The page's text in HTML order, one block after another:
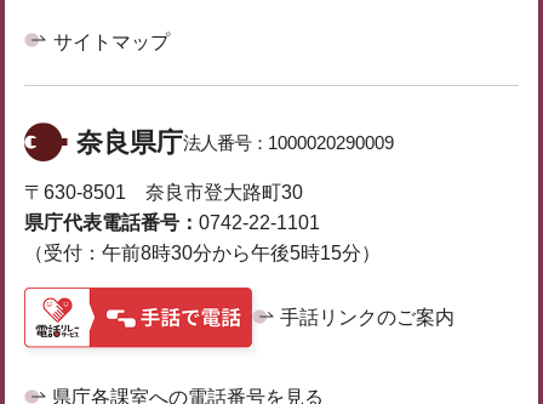
サイトマップ
奈良県庁法人番号： 1000020290009
〒630-8501 奈良市登大路町30
県庁代表電話番号： 0742-22-1101
（受付：午前8時30分から午後5時15分）
手話リンクのご案内
県庁各課室への電話番号を見る